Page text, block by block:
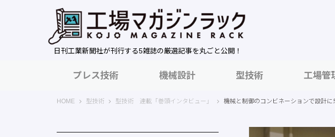
日刊工業新聞社が刊行する5雑誌の厳選記事を丸ごと公開！
プレス技術 機械設計 型技術 工場管
HOME 工場マガジンラック｜日刊工業新聞社
型技術 型技術 連載「巻頭インタビュー」 機械と制御のコンビネーションで設計